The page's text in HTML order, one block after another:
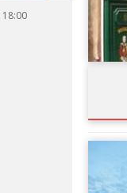
18:00